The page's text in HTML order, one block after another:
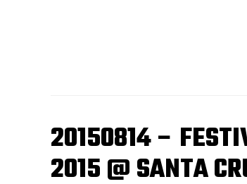
20150814 –
2015 @ SANTA